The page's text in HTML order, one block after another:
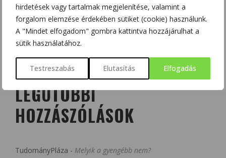
hirdetések vagy tartalmak megjelenítése, valamint a
forgalom elemzése érdekében sütiket (cookie) használunk.
A "Mindet elfogadom" gombra kattintva hozzájárulhat a
sütik használatához.
Testreszabás Elutasítás Elfogadás
LEGUTÓBBI
HOZZÁSZÓLÁSOK
TudományPláza - Melyik a gyengébb nem?